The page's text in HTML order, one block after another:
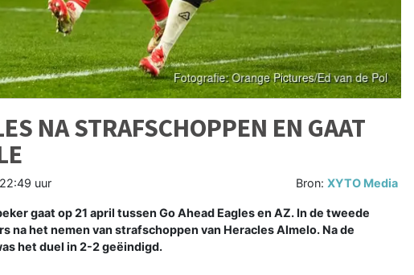
NA STRAFSCHOPPEN EN GAAT
uur Bron:XYTO Media
gaat op 21 april tussen Go Ahead Eagles en AZ. In de tweede
na het nemen van strafschoppen van Heracles Almelo. Na de
het duel in 2-2 geëindigd.